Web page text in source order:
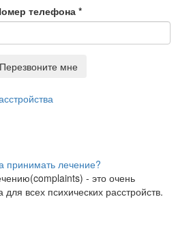
телефона *
Перезвоните мне
принимать лечение?
- это очень
всех психических расстройств.